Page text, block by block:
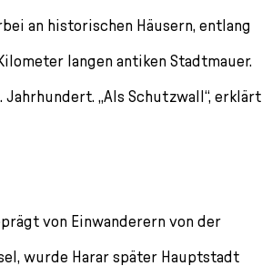
an historischen Häusern, entlang
langen antiken Stadtmauer.
Jahrhundert. „Als Schutzwall“, erklärt
von Einwanderern von der
wurde Harar später Hauptstadt